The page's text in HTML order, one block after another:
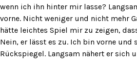
wenn ich ihn hinter mir lasse?
vorne. Nicht weniger und nicht mehr
hätte leichtes Spiel mir zu zeigen,
Nein, er lässt es zu. Ich bin vorne und
Rückspiegel. Langsam nähert er sich